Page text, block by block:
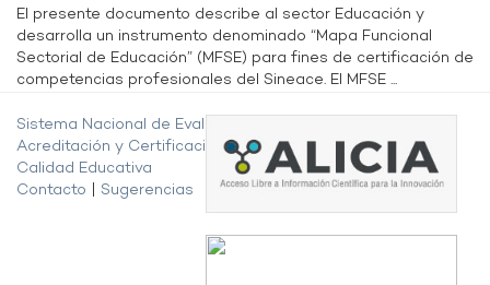
El presente documento describe al sector Educación y
desarrolla un instrumento denominado “Mapa Funcional
Sectorial de Educación” (MFSE) para fines de certificación de
competencias profesionales del Sineace. El MFSE ...
Sistema Nacional de Evaluación,
Acreditación y Certificación de la
Calidad Educativa
Contacto
Sugerencias